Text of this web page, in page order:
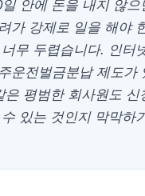
일 안에 돈을 내지 않으
가 강제로 일을 해야
무 두렵습니다. 인터
운전벌금분납 제도가
은 평범한 회사원도 신
있는 것인지 막막하